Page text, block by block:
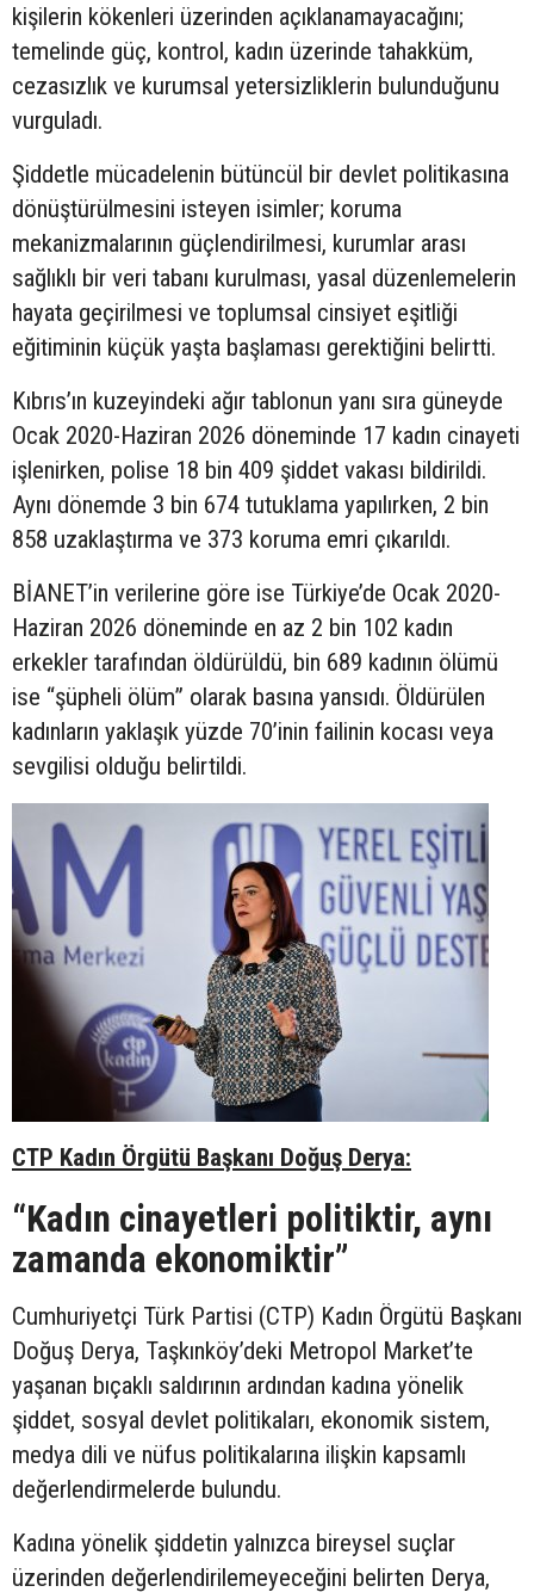
kişilerin kökenleri üzerinden açıklanamayacağını;
temelinde güç, kontrol, kadın üzerinde tahakküm,
cezasızlık ve kurumsal yetersizliklerin bulunduğunu
vurguladı.
Şiddetle mücadelenin bütüncül bir devlet politikasına
dönüştürülmesini isteyen isimler; koruma
mekanizmalarının güçlendirilmesi, kurumlar arası
sağlıklı bir veri tabanı kurulması, yasal düzenlemelerin
hayata geçirilmesi ve toplumsal cinsiyet eşitliği
eğitiminin küçük yaşta başlaması gerektiğini belirtti.
Kıbrıs’ın kuzeyindeki ağır tablonun yanı sıra güneyde
Ocak 2020-Haziran 2026 döneminde 17 kadın cinayeti
işlenirken, polise 18 bin 409 şiddet vakası bildirildi.
Aynı dönemde 3 bin 674 tutuklama yapılırken, 2 bin
858 uzaklaştırma ve 373 koruma emri çıkarıldı.
BİANET’in verilerine göre ise Türkiye’de Ocak 2020-
Haziran 2026 döneminde en az 2 bin 102 kadın
erkekler tarafından öldürüldü, bin 689 kadının ölümü
ise “şüpheli ölüm” olarak basına yansıdı. Öldürülen
kadınların yaklaşık yüzde 70’inin failinin kocası veya
sevgilisi olduğu belirtildi.
CTP Kadın Örgütü Başkanı Doğuş Derya:
“Kadın cinayetleri politiktir, aynı
zamanda ekonomiktir”
Cumhuriyetçi Türk Partisi (CTP) Kadın Örgütü Başkanı
Doğuş Derya, Taşkınköy’deki Metropol Market’te
yaşanan bıçaklı saldırının ardından kadına yönelik
şiddet, sosyal devlet politikaları, ekonomik sistem,
medya dili ve nüfus politikalarına ilişkin kapsamlı
değerlendirmelerde bulundu.
Kadına yönelik şiddetin yalnızca bireysel suçlar
üzerinden değerlendirilemeyeceğini belirten Derya,